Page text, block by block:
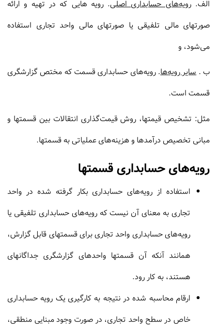
الف.رویه‌های حسابداری اصلی. رویه هایی که در تهیه و ارائه
صورتهای مالی تلفیقی یا صورتهای مالی واحد تجاری استفاده
می‌شود، و
ب .سایر رویه‌ها. رویه‌های حسابداری قسمت که مختص گزارشگری
قسمت است.
مثل: تشخیص قیمتها، روش قیمت‌گذاری انتقالات بین قسمتها و
مبانی تخصیص درآمدها و هزینه‌های عملیاتی به قسمتها.
رویه‌های حسابداری قسمتها
استفاده از رویه‌هاى حسابدارى بکار گرفته شده در واحد
تجارى به معناى آن نیست که رویه‏‌هاى حسابدارى تلفیقى یا
رویه‏‌هاى حسابدارى واحد تجارى براى قسمتهاى قابل گزارش،
همانند آنکه آن قسمتها واحدهاى گزارشگرى جداگانه‏اى
هستند، به کار رود.
ارقام محاسبه ‏شده در نتیجه به کارگیرى یک رویه حسابدارى
خاص در سطح واحد تجارى، در صورت وجود مبنایى منطقى،